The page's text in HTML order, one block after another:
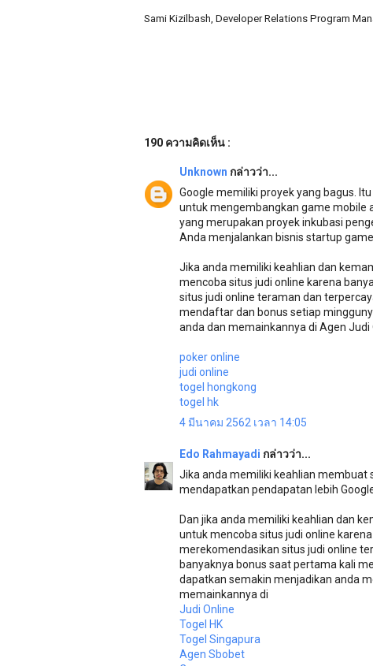
Sami Kizilbash, Developer Relations Program
190 ความคิดเห็น :
Unknown กล่าวว่า...
Google memiliki proyek yang bagus.
untuk mengembangkan game mobile
yang merupakan proyek inkubasi
Anda menjalankan bisnis startup game
Jika anda memiliki keahlian dan
mencoba situs judi online karena
situs judi online teraman dan
mendaftar dan bonus setiap
anda dan memainkannya di Agen Judi
poker online
judi online
togel hongkong
togel hk
4 มีนาคม 2562 เวลา 14:05
Edo Rahmayadi กล่าวว่า...
Jika anda memiliki keahlian membuat
mendapatkan pendapatan lebih
Dan jika anda memiliki keahlian dan
untuk mencoba situs judi online
merekomendasikan situs judi online
banyaknya bonus saat pertama kali
dapatkan semakin menjadikan anda
memainkannya di
Judi Online
Togel HK
Togel Singapura
Agen Sbobet